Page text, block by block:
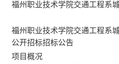
福州职业技术学院交通工程系
福州职业技术学院交通工程系
公开招标招标公告
项目概况